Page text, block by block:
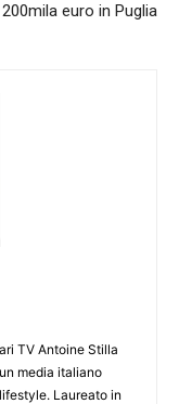
200mila euro in Puglia
TV Antoine Stilla
media italiano
Laureato in